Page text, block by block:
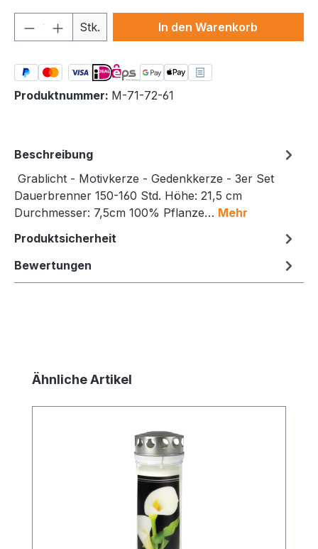
Produkt Anzahl: Gib den
Stk. In den Warenkorb
Produktnummer: M-71-72-61
Beschreibung
Grablicht - Motivkerze - Gedenkkerze - 3er Set
Dauerbrenner 150-160 Std. Höhe: 21,5 cm
Durchmesser: 7,5cm 100% Pflanze… Mehr
Produktsicherheit
Bewertungen
Produktgalerie überspringen
Ähnliche Artikel